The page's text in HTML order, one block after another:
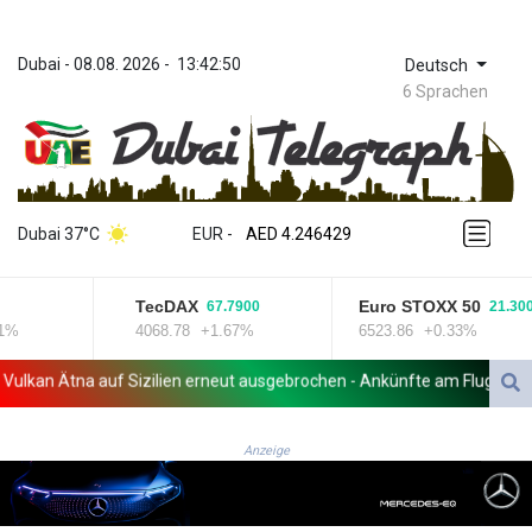
Dubai - 08.08. 2026 - 13:42:50 Deutsch
6 Sprachen
Dubai 37°C EUR -
ZWL 372.275202
AED 4.246429
AED 4.246429
AFN 76.887634
AMD 423.342651
AOA 1060.176801
ARS 1724.882575
AUD 1.635501
AZN 1.97002
TecDAX 67.7900
4068.78 +1.67%
Euro STOXX 50 21.3000
6523.86 +0.33%
Ätna auf Sizilien erneut ausgebrochen - Ankünfte am Flughafen
Anzeige